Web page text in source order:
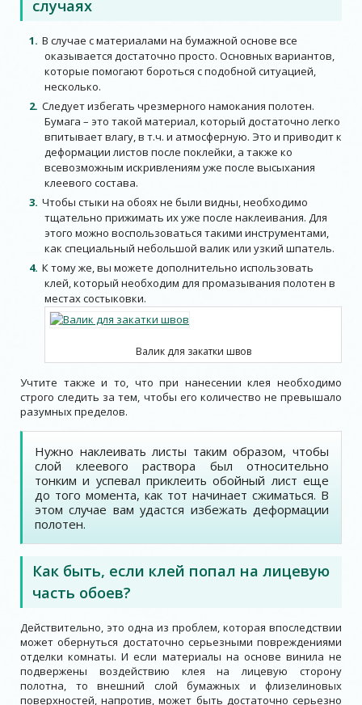
случаях
В случае с материалами на бумажной основе все
оказывается достаточно просто. Основных вариантов,
которые помогают бороться с подобной ситуацией,
несколько.
Следует избегать чрезмерного намокания полотен.
Бумага – это такой материал, который достаточно легко
впитывает влагу, в т.ч. и атмосферную. Это и приводит к
деформации листов после поклейки, а также ко
всевозможным искривлениям уже после высыхания
клеевого состава.
Чтобы стыки на обоях не были видны, необходимо
тщательно прижимать их уже после наклеивания. Для
этого можно воспользоваться такими инструментами,
как специальный небольшой валик или узкий шпатель.
К тому же, вы можете дополнительно использовать
клей, который необходим для промазывания полотен в
местах состыковки.
Валик для закатки швов
Учтите также и то, что при нанесении клея необходимо
строго следить за тем, чтобы его количество не превышало
разумных пределов.
Нужно наклеивать листы таким образом, чтобы
слой клеевого раствора был относительно
тонким и успевал приклеить обойный лист еще
до того момента, как тот начинает сжиматься. В
этом случае вам удастся избежать деформации
полотен.
Как быть, если клей попал на лицевую
часть обоев?
Действительно, это одна из проблем, которая впоследствии
может обернуться достаточно серьезными повреждениями
отделки комнаты. И если материалы на основе винила не
подвержены воздействию клея на лицевую сторону
полотна, то внешний слой бумажных и флизелиновых
поверхностей, напротив, может быть достаточно серьезно